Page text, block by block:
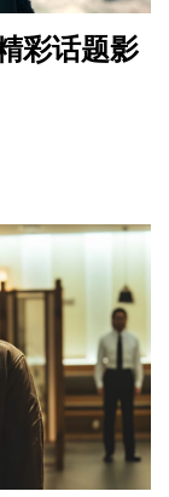
彩话题影